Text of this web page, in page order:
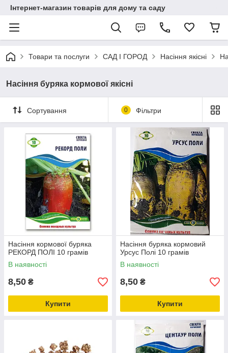
Інтернет-магазин товарів для дому та саду
Товари та послуги САД І ГОРОД Насіння якісні
Насіння буряка кормової якісні
Сортування 0 Фільтри
Насіння кормової буряка
РЕКОРД ПОЛІ 10 грамів
В наявності
8,50 ₴
Купити
Насіння буряка кормовий
Урсус Полі 10 грамів
В наявності
8,50 ₴
Купити